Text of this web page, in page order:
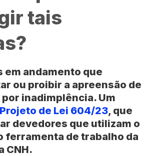
tais
em andamento que
ou proibir a apreensão de
inadimplência. Um
Projeto de Lei 604/23, que
devedores que utilizam o
ferramenta de trabalho da
CNH.